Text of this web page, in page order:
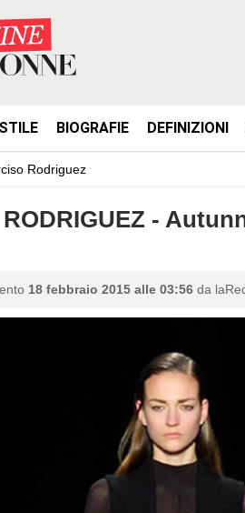
STILE BIOGRAFIE DEFINIZIONI
Rodriguez
-
18 febbraio 2015 alle 03:56 da